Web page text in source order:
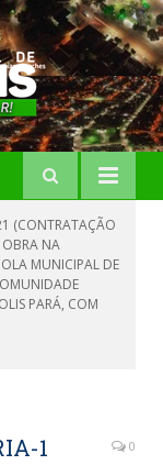
(CONTRATAÇÃO
OBRA NA
MUNICIPAL DE
PARÁ, COM
1 0